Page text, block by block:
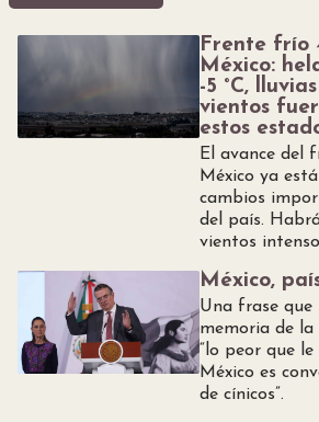
Frente frío
México:
-5 °C,
vientos
estos
El avance del
México ya
cambios
del país.
vientos
México,
Una frase que
memoria de la
“lo peor que
México es
de cínicos”.